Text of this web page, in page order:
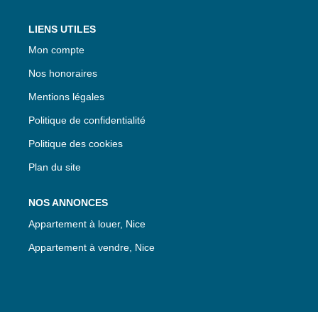
LIENS UTILES
Mon compte
Nos honoraires
Mentions légales
Politique de confidentialité
Politique des cookies
Plan du site
NOS ANNONCES
Appartement à louer, Nice
Appartement à vendre, Nice